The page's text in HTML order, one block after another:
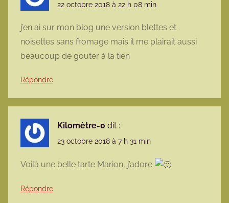
22 octobre 2018 à 22 h 08 min
j’en ai sur mon blog une version blettes et
noisettes sans fromage mais il me plairait aussi
beaucoup de gouter à la tien
Répondre
Kilomètre-0 dit :
23 octobre 2018 à 7 h 31 min
Voilà une belle tarte Marion, j’adore
Répondre